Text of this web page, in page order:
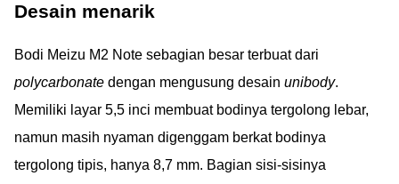
Desain menarik
Bodi Meizu M2 Note sebagian besar terbuat dari
polycarbonate dengan mengusung desain unibody.
Memiliki layar 5,5 inci membuat bodinya tergolong lebar,
namun masih nyaman digenggam berkat bodinya
tergolong tipis, hanya 8,7 mm. Bagian sisi-sisinya